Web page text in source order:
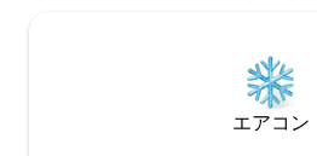
素材がユニークなこのペントハウス
クセスできます。 ロフトとしての
のある部屋には、キッチンとダイン
エアコン